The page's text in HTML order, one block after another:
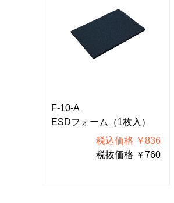
F-10-A
ESDフォーム（1枚入）
税込価格 ￥836
税抜価格 ￥760